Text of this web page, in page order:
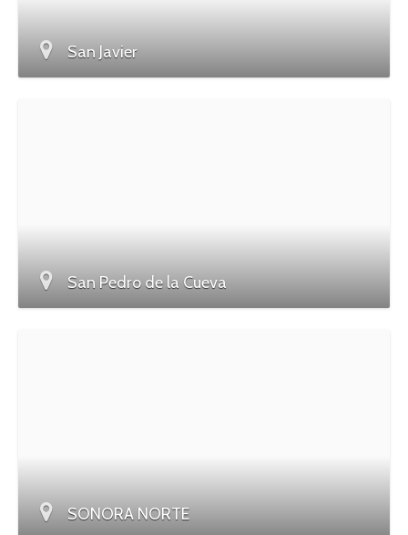
San Javier
San Pedro de la Cueva
SONORA NORTE